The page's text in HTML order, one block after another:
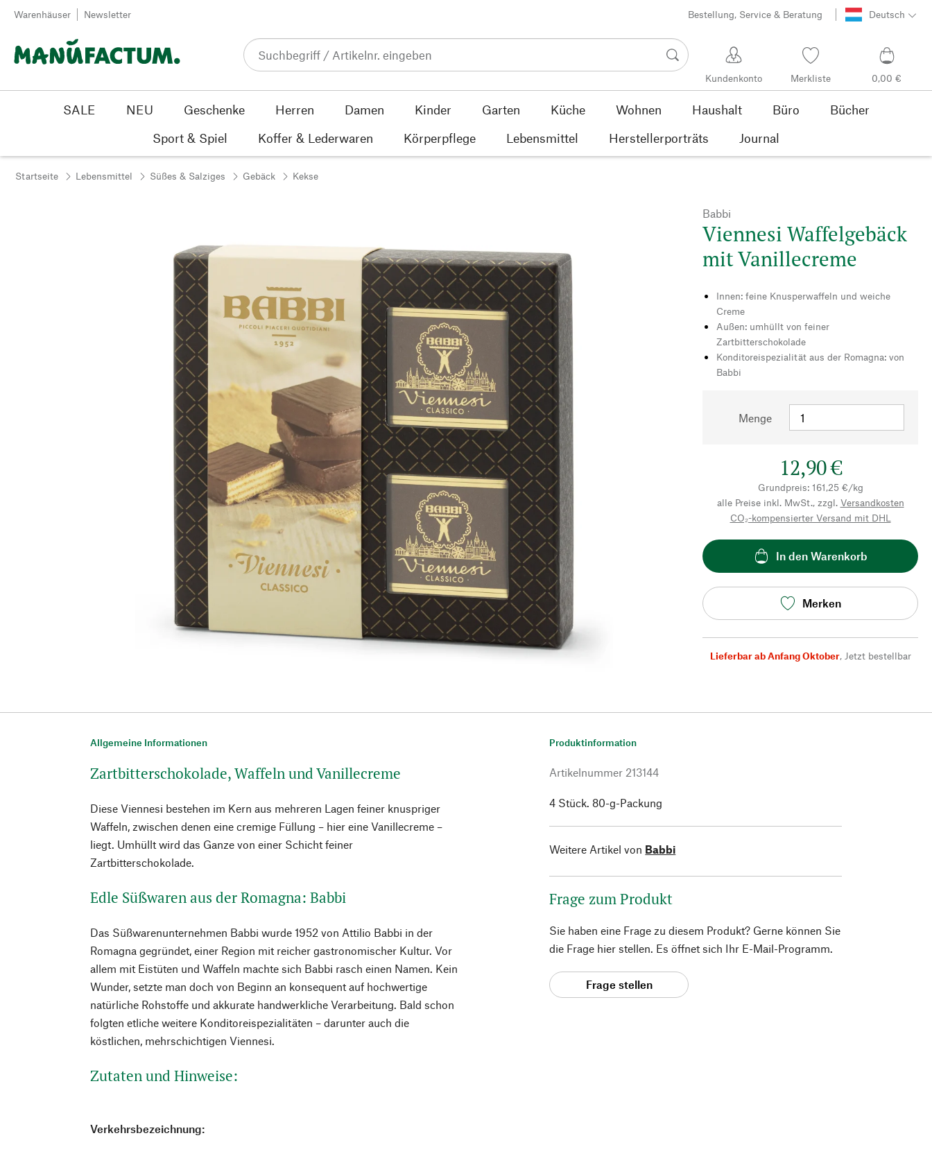
Zum Inhalt springen
Warenhäuser Newsletter Bestellung, Service & Beratung Deutsch
Kundenkonto Merkliste 0,00 €
SALE NEU Geschenke Herren Damen Kinder Garten Küche Wohnen Haushalt Büro
Bücher
Sport & Spiel
Koffer & Lederwaren Körperpflege Lebensmittel Herstellerporträts Journal
Startseite Lebensmittel Süßes & Salziges Gebäck Kekse
Babbi
Viennesi Waffelgebäck
mit Vanillecreme
Innen: feine Knusperwaffeln und weiche
Creme
Außen: umhüllt von feiner
Zartbitterschokolade
Konditoreispezialität aus der Romagna: von
Babbi
Menge
12,90 €
Grundpreis: 161,25 €/kg
alle Preise inkl. MwSt., zzgl. Versandkosten
CO₂-kompensierter Versand mit DHL
In den Warenkorb
Merken
Lieferbar ab Anfang Oktober, Jetzt bestellbar
Allgemeine Informationen
Zartbitterschokolade, Waffeln und Vanillecreme
Diese Viennesi bestehen im Kern aus mehreren Lagen feiner knuspriger
Waffeln, zwischen denen eine cremige Füllung – hier eine Vanillecreme –
liegt. Umhüllt wird das Ganze von einer Schicht feiner
Zartbitterschokolade.
Edle Süßwaren aus der Romagna: Babbi
Das Süßwarenunternehmen Babbi wurde 1952 von Attilio Babbi in der
Romagna gegründet, einer Region mit reicher gastronomischer Kultur. Vor
allem mit Eistüten und Waffeln machte sich Babbi rasch einen Namen. Kein
Wunder, setzte man doch von Beginn an konsequent auf hochwertige
natürliche Rohstoffe und akkurate handwerkliche Verarbeitung. Bald schon
folgten etliche weitere Konditoreispezialitäten – darunter auch die
köstlichen, mehrschichtigen Viennesi.
Zutaten und Hinweise:
Verkehrsbezeichnung:
Produktinformation
Artikelnummer 213144
4 Stück. 80-g-Packung
Weitere Artikel von Babbi
Frage zum Produkt
Sie haben eine Frage zu diesem Produkt? Gerne können Sie
die Frage hier stellen. Es öffnet sich Ihr E-Mail-Programm.
Frage stellen